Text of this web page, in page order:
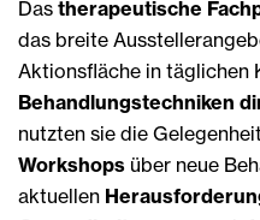
Das therapeutische
das breite
Aktionsfläche in täglichen
Behandlungstechniken
nutzten sie die
Workshops über neue
aktuellen